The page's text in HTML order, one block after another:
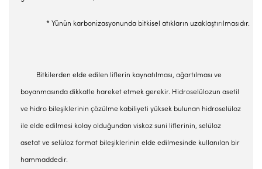
* Yünün karbonizasyonunda bitkisel atıkların uzaklaştırılmasıdır.
Bitkilerden elde edilen liflerin kaynatılması, ağartılması ve
boyanmasında dikkatle hareket etmek gerekir. Hidroselülozun asetil
ve hidro bileşiklerinin çözülme kabiliyeti yüksek bulunan hidroselüloz
ile elde edilmesi kolay olduğundan viskoz suni liflerinin, selüloz
asetat ve selüloz format bileşiklerinin elde edilmesinde kullanılan bir
hammaddedir.